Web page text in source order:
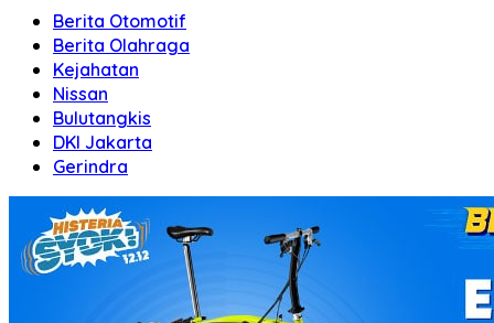
Berita Otomotif
Berita Olahraga
Kejahatan
Nissan
Bulutangkis
DKI Jakarta
Gerindra